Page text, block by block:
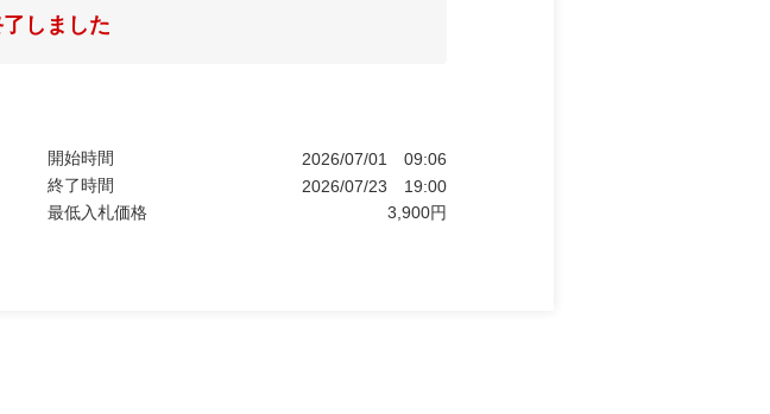
しました
開始時間 2026/07/01
09:06
終了時間
2026/07/23
19:00
最低入札価格
3,900円